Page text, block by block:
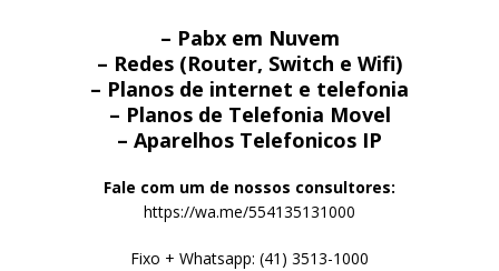
– Pabx em Nuvem
– Redes (Router, Switch e Wifi)
– Planos de internet e telefonia
– Planos de Telefonia Movel
– Aparelhos Telefonicos IP
Fale com um de nossos consultores:
https://wa.me/554135131000
Fixo + Whatsapp: (41) 3513-1000